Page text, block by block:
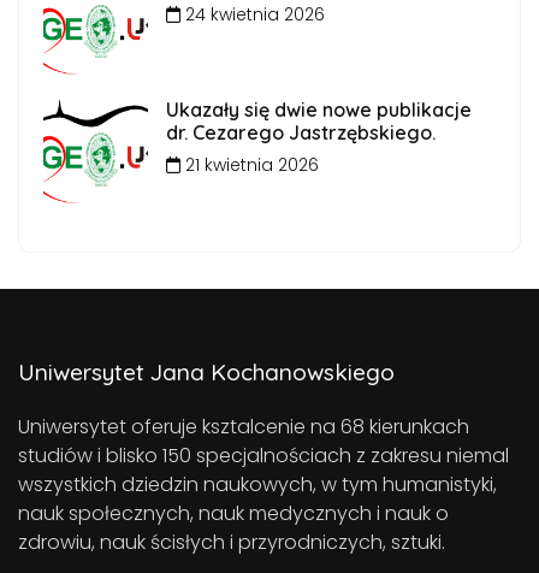
24 kwietnia 2026
Ukazały się dwie nowe publikacje
dr. Cezarego Jastrzębskiego.
21 kwietnia 2026
Uniwersytet Jana Kochanowskiego
Uniwersytet oferuje ksztalcenie na 68 kierunkach
studiów i blisko 150 specjalnościach z zakresu niemal
wszystkich dziedzin naukowych, w tym humanistyki,
nauk społecznych, nauk medycznych i nauk o
zdrowiu, nauk ścisłych i przyrodniczych, sztuki.